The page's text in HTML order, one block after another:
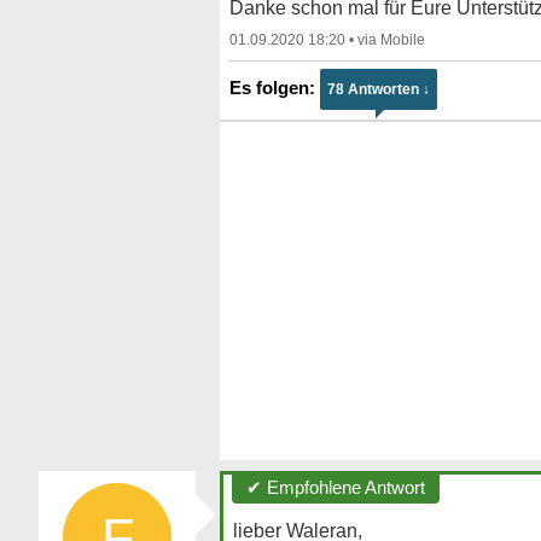
Danke schon mal für Eure
01.09.2020 18:20 •
78 Antworten ↓
✔ Empfohlene Antwort
lieber Waleran,